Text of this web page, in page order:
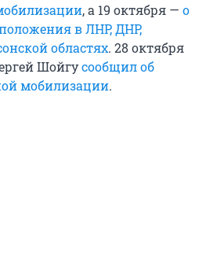
, а 19 октября — о
в ЛНР, ДНР,
областях. 28 октября
Шойгусообщил об
мобилизации.